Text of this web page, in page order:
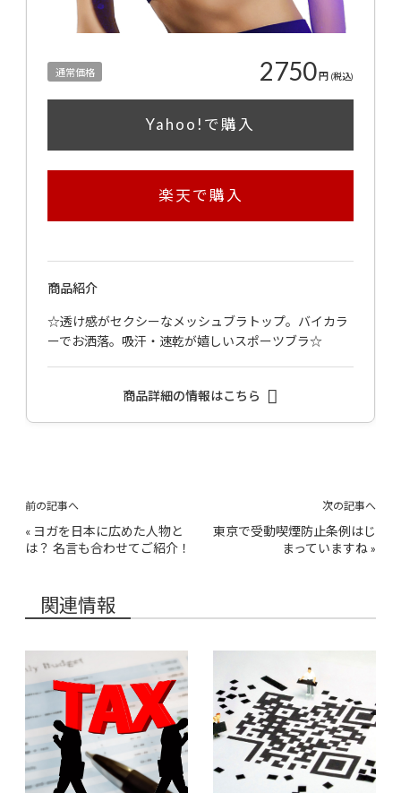
通常価格 2750円 (税込)
Yahoo!で購入
楽天で購入
商品紹介
☆透け感がセクシーなメッシュブラトップ。バイカラ
ーでお洒落。吸汗・速乾が嬉しいスポーツブラ☆
商品詳細の情報はこちら
前の記事へ
« ヨガを日本に広めた人物と
は？ 名言も合わせてご紹介！
次の記事へ
東京で受動喫煙防止条例はじ
まっていますね»
関連情報